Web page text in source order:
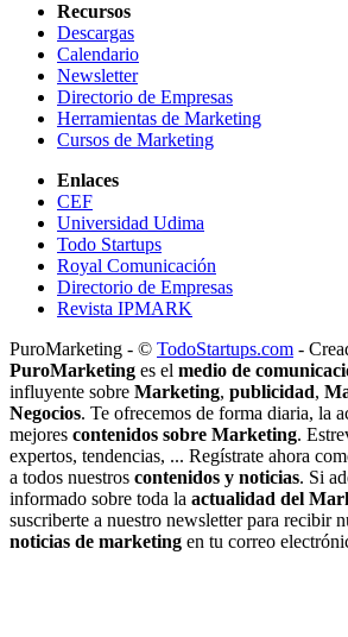
Recursos
Descargas
Calendario
Newsletter
Directorio de Empresas
Herramientas de Marketing
Cursos de Marketing
Enlaces
CEF
Universidad Udima
Todo Startups
Royal Comunicación
Directorio de Empresas
Revista IPMARK
PuroMarketing - © TodoStartups.com -
PuroMarketing es el medio de
influyente sobre Marketing, publicidad,
Negocios. Te ofrecemos de forma diaria, la
mejores contenidos sobre Marketing.
expertos, tendencias, ... Regístrate ahora
a todos nuestros contenidos y noticias. Si
informado sobre toda la actualidad del
suscriberte a nuestro newsletter para recibir
noticias de marketing en tu correo